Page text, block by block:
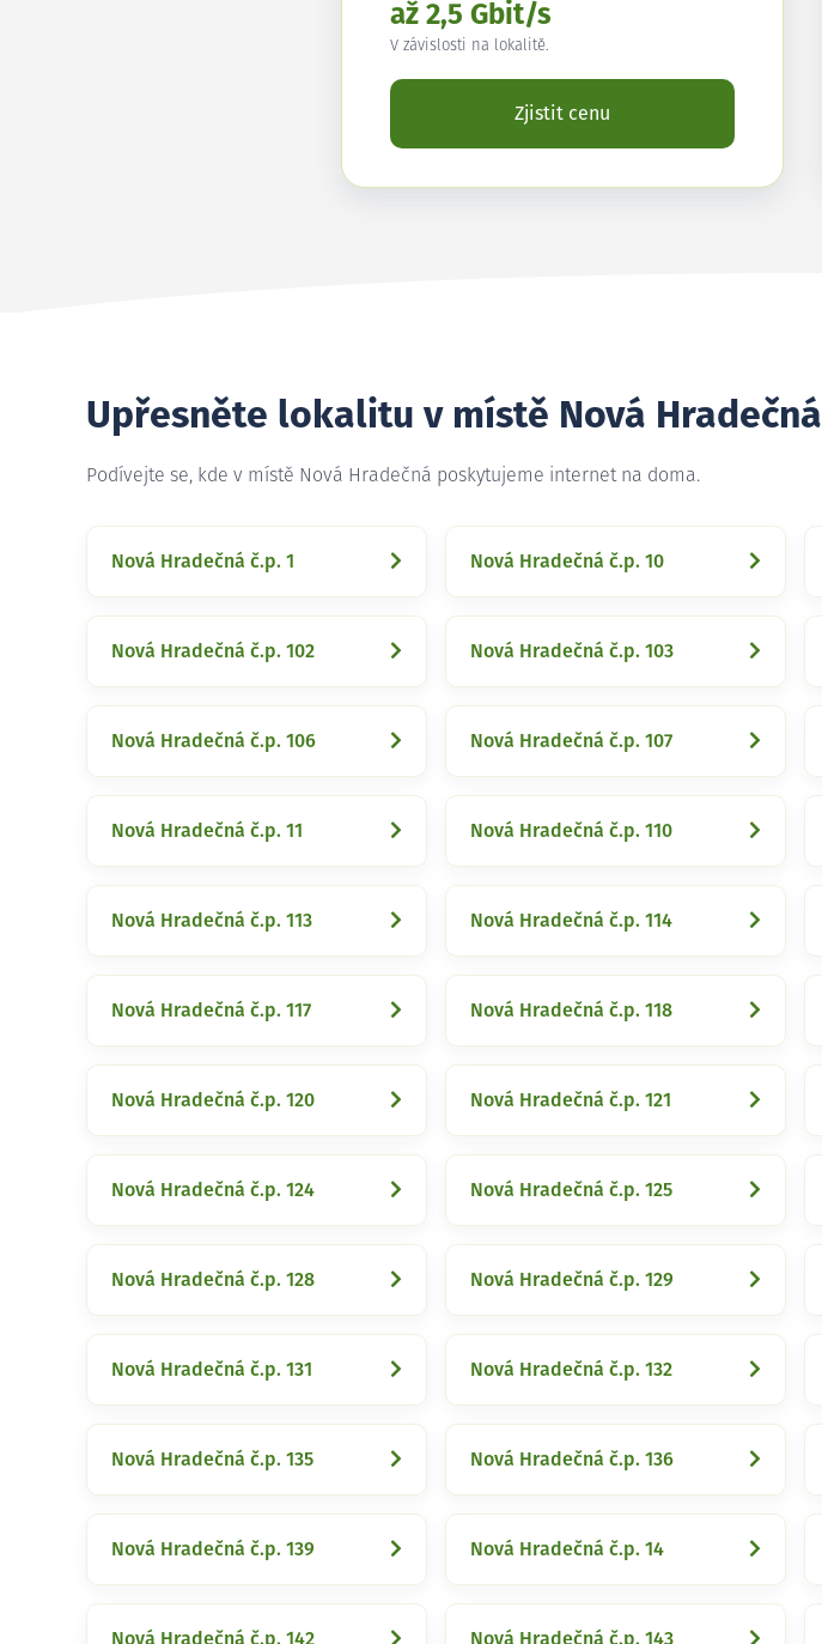
až 2,5 Gbit/s
V závislosti na lokalitě.
Zjistit cenu
Upřesněte lokalitu v místě Nová Hradečná
Podívejte se, kde v místě Nová Hradečná poskytujeme internet na doma.
Nová Hradečná č.p. 1 Nová Hradečná č.p. 10
Nová Hradečná č.p. 102 Nová Hradečná č.p. 103
Nová Hradečná č.p. 106 Nová Hradečná č.p. 107
Nová Hradečná č.p. 11 Nová Hradečná č.p. 110
Nová Hradečná č.p. 113 Nová Hradečná č.p. 114
Nová Hradečná č.p. 117 Nová Hradečná č.p. 118
Nová Hradečná č.p. 120 Nová Hradečná č.p. 121
Nová Hradečná č.p. 124 Nová Hradečná č.p. 125
Nová Hradečná č.p. 128 Nová Hradečná č.p. 129
Nová Hradečná č.p. 131 Nová Hradečná č.p. 132
Nová Hradečná č.p. 135 Nová Hradečná č.p. 136
Nová Hradečná č.p. 139 Nová Hradečná č.p. 14
Nová Hradečná č.p. 142 Nová Hradečná č.p. 143